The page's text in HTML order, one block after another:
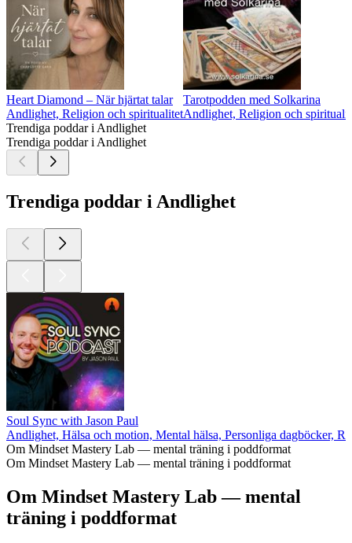
Heart Diamond – När hjärtat talar
Andlighet, Religion och spiritualitet
Tarotpodden med Solkarina
Andlighet, Religion och
Trendiga poddar i Andlighet
Trendiga poddar i Andlighet
Trendiga poddar i Andlighet
Soul Sync with Jason Paul
Andlighet, Hälsa och motion, Mental hälsa, Personliga dagböcker,
Om Mindset Mastery Lab — mental träning i poddformat
Om Mindset Mastery Lab — mental träning i poddformat
Om Mindset Mastery Lab — mental
träning i poddformat